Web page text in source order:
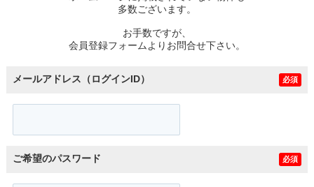
多数ございます。
お手数ですが、
会員登録フォームよりお問合せ下さい。
メールアドレス（ログインID） 必須
ご希望のパスワード 必須